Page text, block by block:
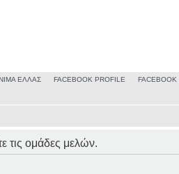
ΕΛΛΑΣ FACEBOOK PROFILE FACEBOOK
τις ομάδες μελών.